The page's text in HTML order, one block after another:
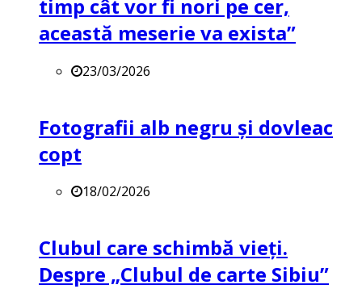
timp cât vor fi nori pe cer,
această meserie va exista”
23/03/2026
Fotografii alb negru și dovleac
copt
18/02/2026
Clubul care schimbă vieți.
Despre „Clubul de carte Sibiu”